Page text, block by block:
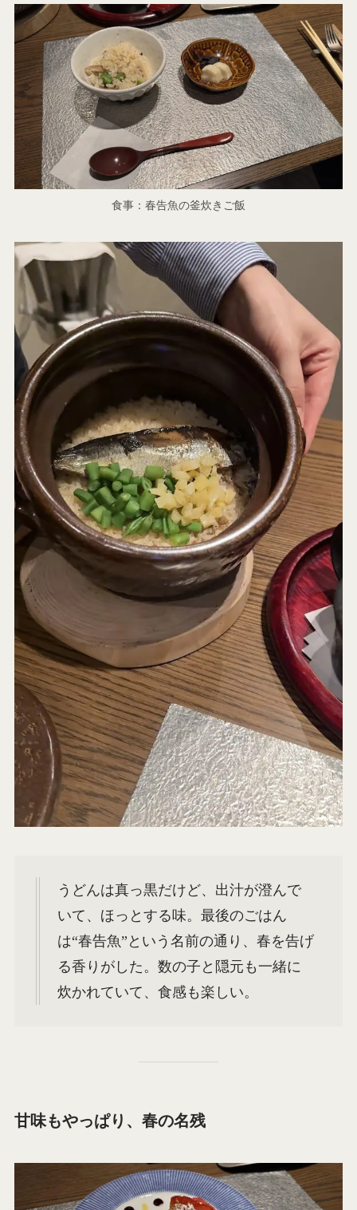
食事：春告魚の釜炊きご飯
うどんは真っ黒だけど、出汁が澄んで
いて、ほっとする味。最後のごはん
は“春告魚”という名前の通り、春を告げ
る香りがした。数の子と隠元も一緒に
炊かれていて、食感も楽しい。
甘味もやっぱり、春の名残